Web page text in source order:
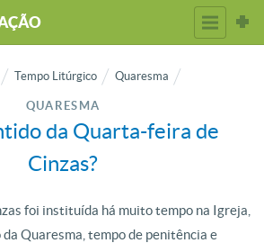
Tempo Litúrgico Quaresma
QUARESMA
da Quarta-feira de
Cinzas?
foi instituída há muito tempo na Igreja,
Quaresma, tempo de penitência e